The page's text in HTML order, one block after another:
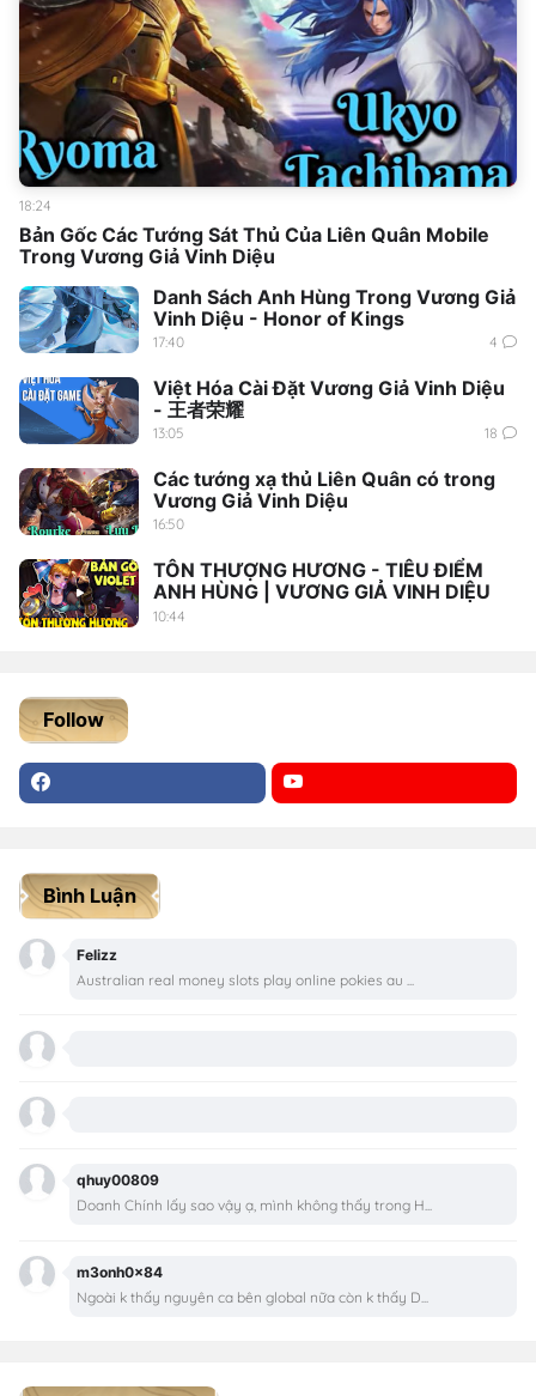
Bản Gốc Các Tướng Sát Thủ Của Liên Quân Mobile
Trong Vương Giả Vinh Diệu
18:24
Danh Sách Anh Hùng Trong Vương Giả
Vinh Diệu - Honor of Kings
17:40 4
Việt Hóa Cài Đặt Vương Giả Vinh Diệu
- 王者荣耀
13:05 18
Các tướng xạ thủ Liên Quân có trong
Vương Giả Vinh Diệu
16:50
TÔN THƯỢNG HƯƠNG - TIÊU ĐIỂM
ANH HÙNG | VƯƠNG GIẢ VINH DIỆU
10:44
Follow
Bình Luận
Felizz
Australian real money slots play online pokies au ...
qhuy00809
Doanh Chính lấy sao vậy ạ, mình không thấy trong H...
m3onh0x84
Ngoài k thấy nguyên ca bên global nữa còn k thấy D...